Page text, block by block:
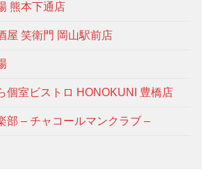
熊本下通店
屋 笑衛門 岡山駅前店
個室ビストロ HONOKUNI 豊橋店
部 – チャコールマンクラブ –